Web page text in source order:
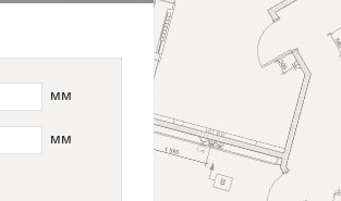
мм
мм